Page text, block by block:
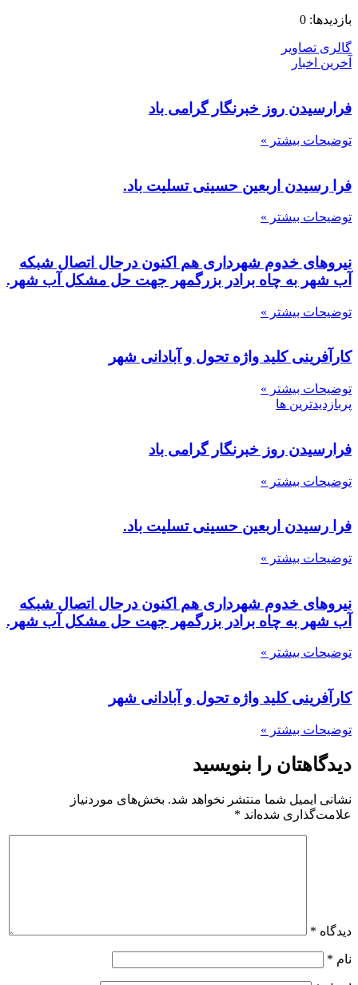
بازدیدها: 0
گالری تصاویر
آخرین اخبار
فرارسیدن روز خبرنگار گرامی باد
توضیحات بیشتر »
فرا رسیدن اربعین حسینی تسلیت باد.
توضیحات بیشتر »
نیروهای خدوم شهرداری هم اکنون درحال اتصال شبکه
آب شهر به چاه برادر بزرگمهر جهت حل مشکل آب شهر.
توضیحات بیشتر »
کارآفرینی کلید واژه تحول و آبادانی شهر
توضیحات بیشتر »
پربازدیدترین ها
فرارسیدن روز خبرنگار گرامی باد
توضیحات بیشتر »
فرا رسیدن اربعین حسینی تسلیت باد.
توضیحات بیشتر »
نیروهای خدوم شهرداری هم اکنون درحال اتصال شبکه
آب شهر به چاه برادر بزرگمهر جهت حل مشکل آب شهر.
توضیحات بیشتر »
کارآفرینی کلید واژه تحول و آبادانی شهر
توضیحات بیشتر »
دیدگاهتان را بنویسید
نشانی ایمیل شما منتشر نخواهد شد. بخش‌های موردنیاز
علامت‌گذاری شده‌اند *
دیدگاه *
نام *